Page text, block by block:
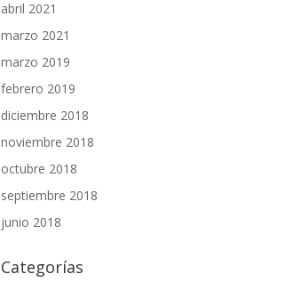
abril 2021
marzo 2021
marzo 2019
febrero 2019
diciembre 2018
noviembre 2018
octubre 2018
septiembre 2018
junio 2018
Categorías